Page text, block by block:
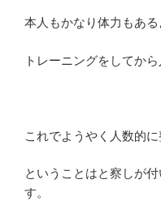
本人もかなり体力もあ
トレーニングをしてか
これでようやく人数的に
ということはと察しが
す。